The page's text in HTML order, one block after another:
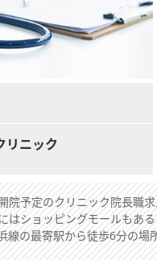
リニック
院予定のクリニック院長職
はショッピングモールもあ
線の最寄駅から徒歩6分の場